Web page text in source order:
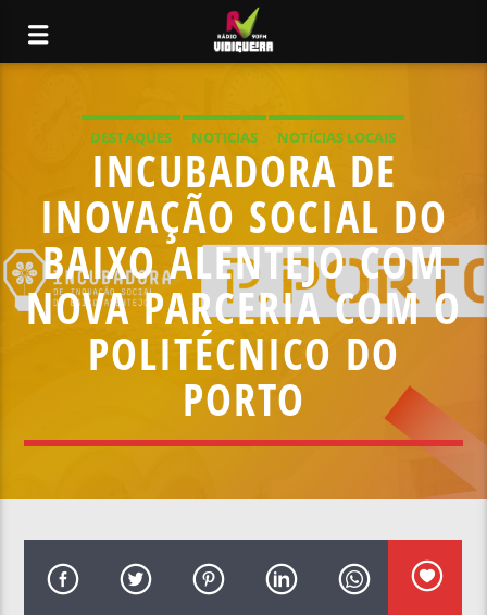
DESTAQUES NOTICIAS
NOTÍCIAS LOCAIS
NOTÍCIAS NACIONAIS
INCUBADORA DE
INOVAÇÃO SOCIAL DO
BAIXO ALENTEJO COM
NOVA PARCERIA COM O
POLITÉCNICO DO
PORTO